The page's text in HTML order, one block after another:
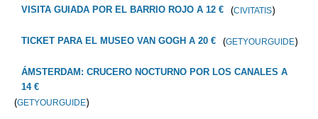
VISITA GUIADA POR EL BARRIO ROJO A 12 € (CIVITATIS)
TICKET PARA EL MUSEO VAN GOGH A 20 € (GETYOURGUIDE)
ÁMSTERDAM: CRUCERO NOCTURNO POR LOS CANALES A
14 €
(GETYOURGUIDE)